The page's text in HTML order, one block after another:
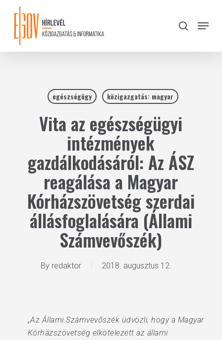
content
search
Menu
egészségügy közigazgatás: magyar
Vita az egészségügyi
intézmények
gazdálkodásáról: Az ÁSZ
reagálása a Magyar
Kórházszövetség szerdai
állásfoglalására (Állami
Számvevőszék)
By redaktor 2018. augusztus 12.
„Az Állami Számvevőszék üdvözli, hogy a Magyar
Kórházszövetség elkötelezett az állami
Close